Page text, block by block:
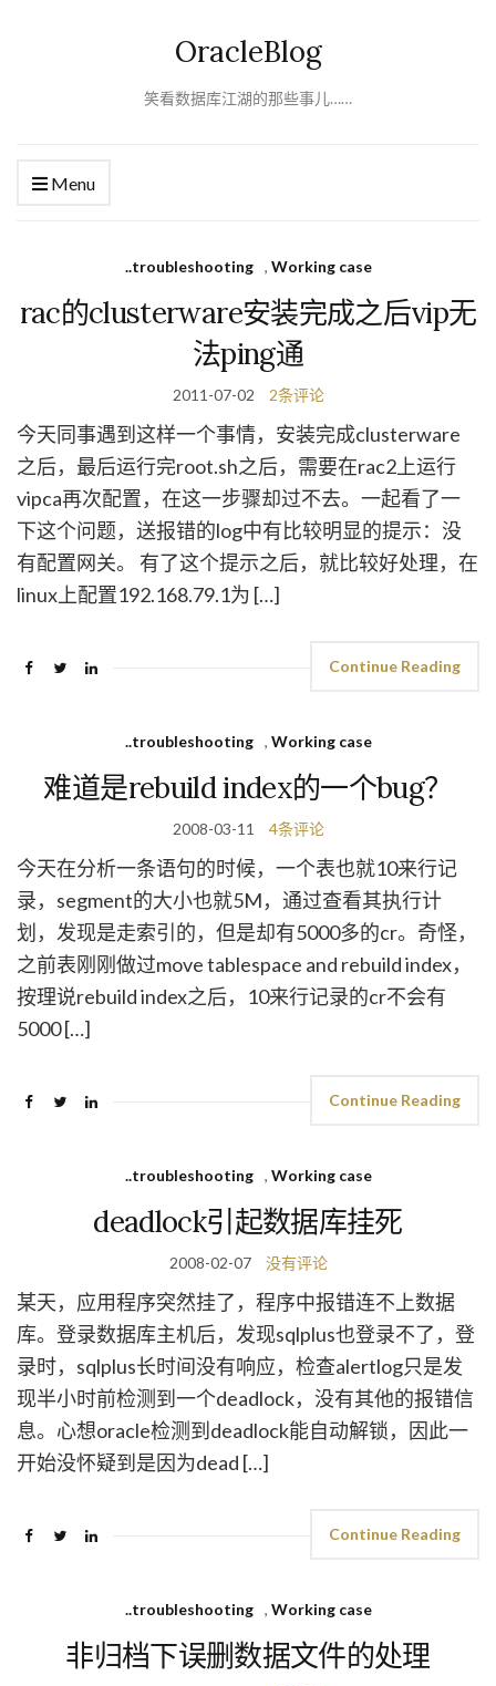
OracleBlog
笑看数据库江湖的那些事儿……
Menu
..troubleshooting , Working case
rac的clusterware安装完成之后vip无
法ping通
2011-07-02 2条评论
今天同事遇到这样一个事情，安装完成clusterware
之后，最后运行完root.sh之后，需要在rac2上运行
vipca再次配置，在这一步骤却过不去。一起看了一
下这个问题，送报错的log中有比较明显的提示：没
有配置网关。 有了这个提示之后，就比较好处理，在
linux上配置192.168.79.1为 […]
Continue Reading
..troubleshooting , Working case
难道是rebuild index的一个bug？
2008-03-11 4条评论
今天在分析一条语句的时候，一个表也就10来行记
录，segment的大小也就5M，通过查看其执行计
划，发现是走索引的，但是却有5000多的cr。奇怪，
之前表刚刚做过move tablespace and rebuild index，
按理说rebuild index之后，10来行记录的cr不会有
5000 […]
Continue Reading
..troubleshooting , Working case
deadlock引起数据库挂死
2008-02-07 没有评论
某天，应用程序突然挂了，程序中报错连不上数据
库。登录数据库主机后，发现sqlplus也登录不了，登
录时，sqlplus长时间没有响应，检查alertlog只是发
现半小时前检测到一个deadlock，没有其他的报错信
息。心想oracle检测到deadlock能自动解锁，因此一
开始没怀疑到是因为dead […]
Continue Reading
..troubleshooting , Working case
非归档下误删数据文件的处理